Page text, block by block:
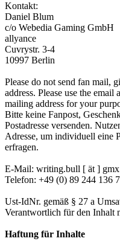
Kontakt:
Daniel Blum
c/o Webedia Gaming GmbH
allyance
Cuvrystr. 3-4
10997 Berlin
Please do not send fan mail,
address. Please use the
mailing address for your
Bitte keine Fanpost,
Postadresse versenden.
Adresse, um individuell eine
erfragen.
E-Mail: writing.bull [ ät ]
Telefon: +49 (0) 89 244 136
Ust-IdNr. gemäß § 27 a
Verantwortlich für den Inhalt
Haftung für Inhalte